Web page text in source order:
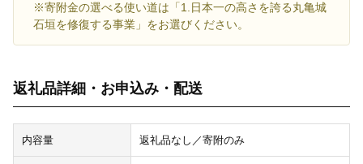
※寄附金の選べる使い道は「1.日本一の高さを誇る丸亀城
石垣を修復する事業」をお選びください。
返礼品詳細・お申込み・配送
内容量 返礼品なし／寄附のみ